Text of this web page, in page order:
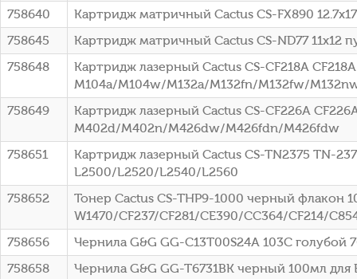
758640
Картридж матричный Cactus CS-FX890
758645
Картридж матричный Cactus CS-ND77 11x12
758648
Картридж лазерный Cactus CS-CF218A
M104a/M104w/M132a/M132fn/M132fw/
758649
Картридж лазерный Cactus CS-CF226A
M402d/M402n/M426dw/M426fdn/M426fdw
758651
Картридж лазерный Cactus CS-TN2375 TN-
L2500/L2520/L2540/L2560
758652
Тонер Cactus CS-THP9-1000 черный флакон
W1470/CF237/CF281/CE390/CC364/CF214/
758656
Чернила G&G GG-C13T00S24A 103C голубой
758658
Чернила G&G GG-T6731BK черный 100мл для